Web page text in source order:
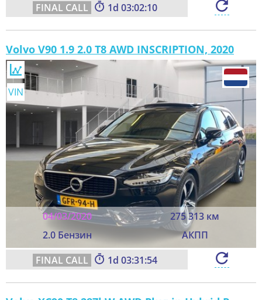
1 03:02:08
Volvo V90 1.9 2.0 T8 AWD INSCRIPTION, 2020
04/03/2020
275 313 км
2.0 Бензин
АКПП
VIN
1 03:31:52